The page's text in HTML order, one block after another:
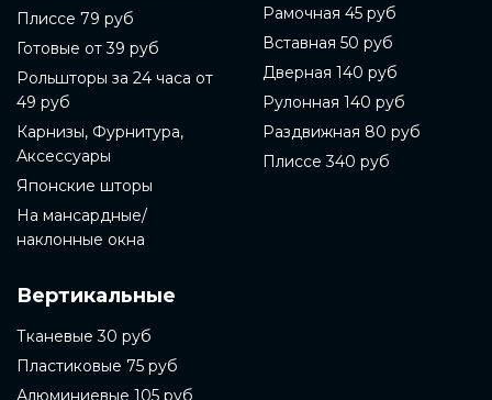
Плиссе 79 руб
Готовые от 39 руб
Рольшторы за 24 часа от
49 руб
Карнизы, Фурнитура,
Аксессуары
Японские шторы
На мансардные/
наклонные окна
Вертикальные
Тканевые 30 руб
Пластиковые 75 руб
Алюминиевые 105 руб
Рамочная 45 руб
Вставная 50 руб
Дверная 140 руб
Рулонная 140 руб
Раздвижная 80 руб
Плиссе 340 руб